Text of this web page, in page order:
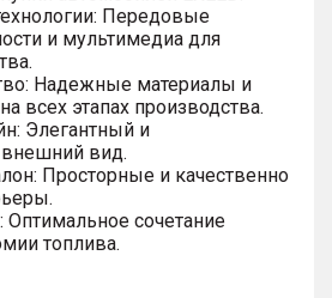
Передовые
и мультимедиа для
Надежные материалы и
всех этапах производства.
Элегантный и
вид.
Просторные и качественно
Оптимальное сочетание
топлива.